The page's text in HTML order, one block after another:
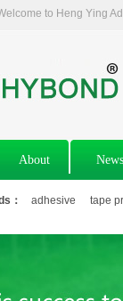
to Heng Ying
About News
： adhesive tape